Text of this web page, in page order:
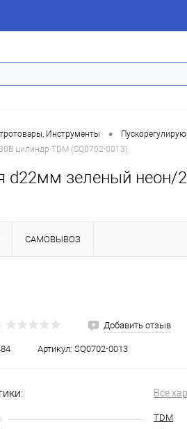
Инструменты •
цилиндр TDM (SQ0702-0013)
d22мм зеленый неон/
САМОВЫВОЗ
Добавить отзыв
Артикул: SQ0702-0013
Все
TDM